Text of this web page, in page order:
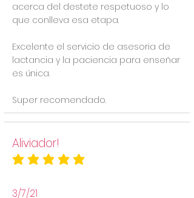
acerca del destete respetuoso y lo
que conlleva esa etapa.
Excelente el servicio de asesoria de
lactancia y la paciencia para enseñar
es única.
Super recomendado.
Aliviador!
la calificación promedio es 5 de 5
3/7/21